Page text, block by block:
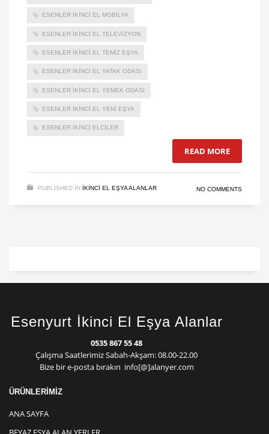
ESENLER IKINCI EL MOBILYA
ESENLER IKINCI EL TELEVIZYON
ESENLER IKINCI EL TEMIZ EŞYA
ESENLER IKINCI EL YATAK ODASI
ESENLER IKINCI EL YEMEK ODASI
ESENLER IKINCI EL YENI EŞYA
ESENLER IKINCI ELCILER
READ MORE
PUBLISHED IN IKINCI EL EŞYA ALANLAR NO COMMENTS
Esenyurt İkinci El Eşya Alanlar
0535 867 55 48
Çalışma Saatlerimiz Sabah-Akşam: 08.00-22.00
Bize bir e-posta bırakın info[@]alanyer.com
ÜRÜNLERİMİZ
ANA SAYFA